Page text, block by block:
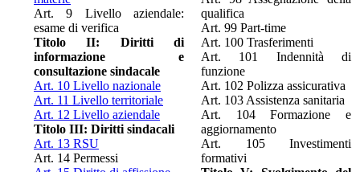
Art. 9 Livello aziendale:
esame di verifica
Titolo II: Diritti di
informazione e
consultazione sindacale
Art. 10 Livello nazionale
Art. 11 Livello territoriale
Art. 12 Livello aziendale
Titolo III: Diritti sindacali
Art. 13 RSU
Art. 14 Permessi
qualifica
Art. 99 Part-time
Art. 100 Trasferimenti
Art. 101 Indennità di
funzione
Art. 102 Polizza assicurativa
Art. 103 Assistenza sanitaria
Art. 104 Formazione e
aggiornamento
Art. 105 Investimenti
formativi